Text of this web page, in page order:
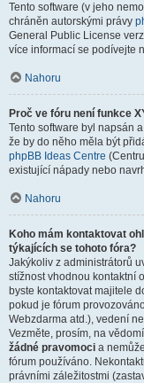
Tento software (v jeho
chráněn autorskými právy
General Public License
více informací se podívejte
Nahoru
Proč ve fóru není funkce
Tento software byl napsán
že by do něho měla být
phpBB Ideas Centre
existující nápady nebo
Nahoru
Koho mám kontaktovat
týkajících se tohoto fóra?
Jakýkoliv z administrátorů
stížnost vhodnou kontaktní
byste kontaktovat majitele
pokud je fórum
Webzdarma atd.), vedení
Vezměte, prosím, na
žádné pravomoci a
fórum používáno.
právními záležitostmi